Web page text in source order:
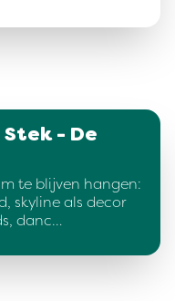
- De
te blijven hangen:
skyline als decor
danc…